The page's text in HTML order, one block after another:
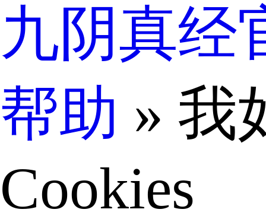
九阴真经
帮助 » 我
Cookies